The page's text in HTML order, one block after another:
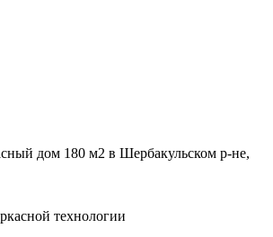
дом 180 м2 в Шербакульском р-не,
технологии